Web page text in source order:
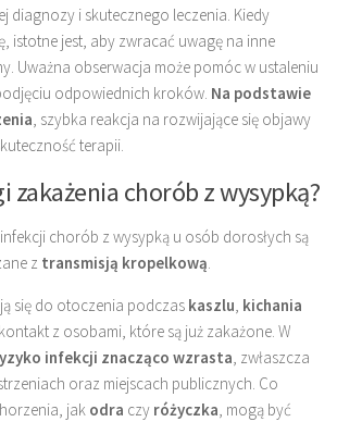
diagnozy i skutecznego leczenia. Kiedy
istotne jest, aby zwracać uwagę na inne
Uważna obserwacja może pomóc w ustaleniu
odpowiednich kroków. Na podstawie
, szybka reakcja na rozwijające się objawy
terapii.
zakażenia chorób z wysypką?
chorób z wysypką u osób dorosłych są
z transmisją kropelkową.
się do otoczenia podczas kaszlu, kichania
z osobami, które są już zakażone. W
infekcji znacząco wzrasta, zwłaszcza
oraz miejscach publicznych. Co
jak odra czy różyczka, mogą być